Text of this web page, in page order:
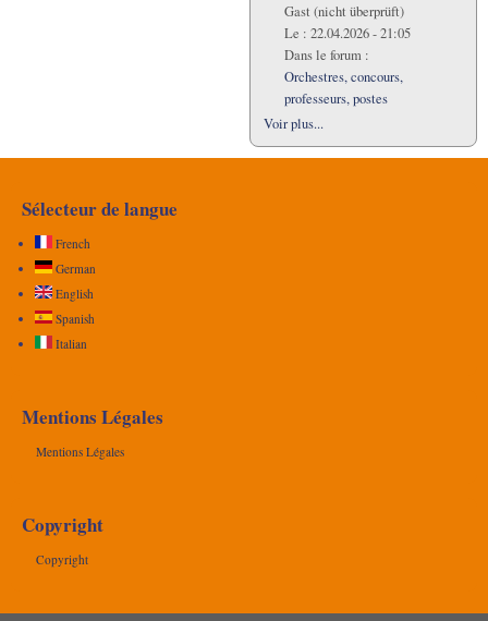
Gast (nicht überprüft)
Le : 22.04.2026 - 21:05
Dans le forum :
Orchestres, concours,
professeurs, postes
Voir plus...
Sélecteur de langue
French
German
English
Spanish
Italian
Mentions Légales
Mentions Légales
Copyright
Copyright